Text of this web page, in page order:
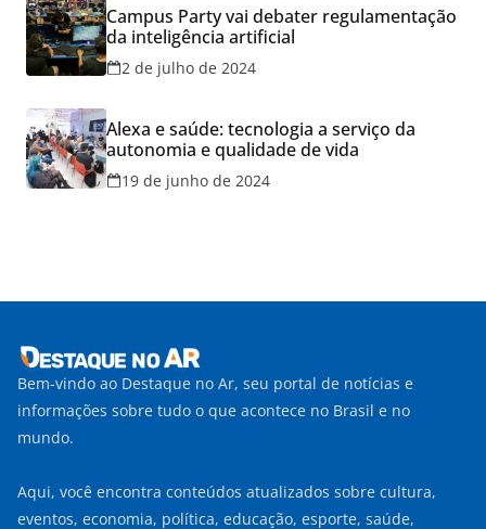
Campus Party vai debater regulamentação
da inteligência artificial
2 de julho de 2024
Alexa e saúde: tecnologia a serviço da
autonomia e qualidade de vida
19 de junho de 2024
Bem-vindo ao Destaque no Ar, seu portal de notícias e
informações sobre tudo o que acontece no Brasil e no
mundo.
Aqui, você encontra conteúdos atualizados sobre cultura,
eventos, economia, política, educação, esporte, saúde,